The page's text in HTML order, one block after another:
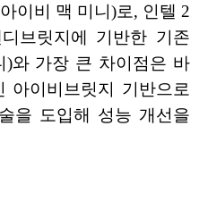
이비 맥 미니)로, 인텔 2
브릿지에 기반한 기존
와 가장 큰 차이점은 바
아이비브릿지 기반으로
을 도입해 성능 개선을